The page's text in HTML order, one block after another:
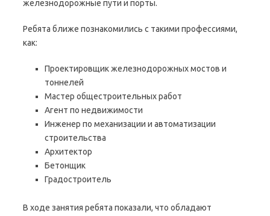
железнодорожные пути и порты.
Ребята ближе познакомились с такими профессиями,
как:
Проектировщик железнодорожных мостов и
тоннелей
Мастер общестроительных работ
Агент по недвижимости
Инженер по механизации и автоматизации
строительства
Архитектор
Бетонщик
Градостроитель
В ходе занятия ребята показали, что обладают